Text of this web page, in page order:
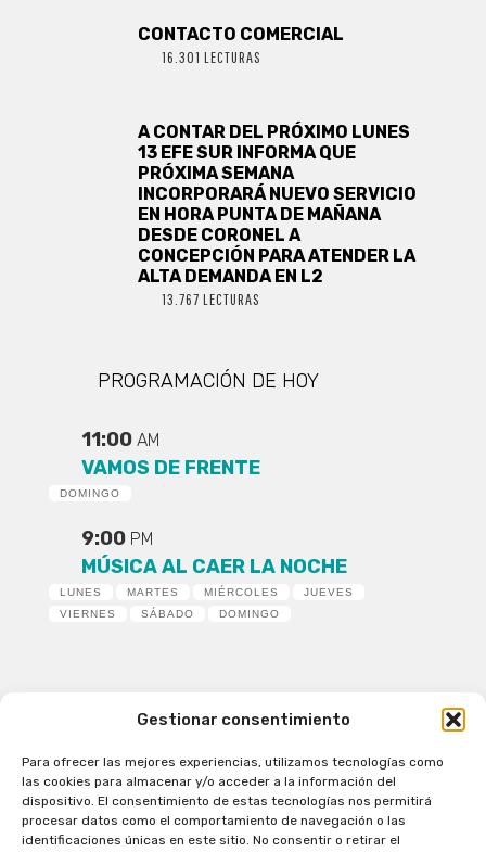
Gestionar consentimiento
Para ofrecer las mejores experiencias, utilizamos tecnologías como
las cookies para almacenar y/o acceder a la información del
dispositivo. El consentimiento de estas tecnologías nos permitirá
procesar datos como el comportamiento de navegación o las
identificaciones únicas en este sitio. No consentir o retirar el
CONTACTO COMERCIAL
16.301 LECTURAS
A CONTAR DEL PRÓXIMO LUNES
13 EFE SUR INFORMA QUE
PRÓXIMA SEMANA
INCORPORARÁ NUEVO SERVICIO
EN HORA PUNTA DE MAÑANA
DESDE CORONEL A
CONCEPCIÓN PARA ATENDER LA
ALTA DEMANDA EN L2
13.767 LECTURAS
PROGRAMACIÓN DE HOY
11:00 AM
VAMOS DE FRENTE
DOMINGO
9:00 PM
MÚSICA AL CAER LA NOCHE
LUNES MARTES MIÉRCOLES
JUEVES
VIERNES
SÁBADO DOMINGO
Patagual Radio Digital 2026 - Todos los derechos
reservados
la Radio de Verdad